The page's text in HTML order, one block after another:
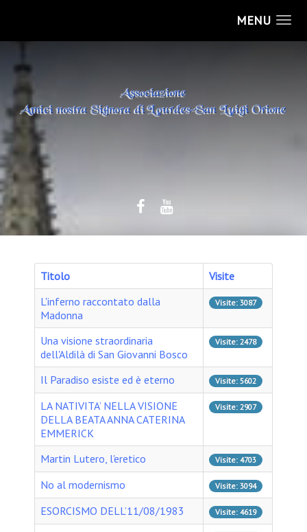
MENU
Titolo
Visite
L'inferno raccontato dalla
Madonna
Visite: 3087
Una visione straordinaria
dell'Aldilà di San Giovanni Bosco
Visite: 2478
Il Paradiso esiste ed è eterno Visite: 5602
LA NATIVITA’ NELLA VISIONE
DELLA BEATA ANNA CATERINA
EMMERICK
Visite: 2907
Martin Lutero, l'eretico Visite: 4703
No al modernismo Visite: 3094
ESORCISMO DELL’11/08/1983 Visite: 4619